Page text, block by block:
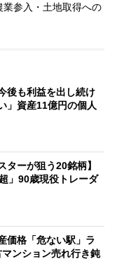
参入・土地取得への
後も利益を出し続け
」資産11億円の個人
ターが狙う20銘柄】
」90歳現役トレーダ
価格「危ない駅」ラ
ンション売れ行き鈍